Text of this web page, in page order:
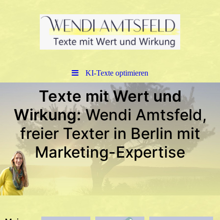
KI-Texte optimieren
Texte mit Wert und
Wirkung: Wendi Amtsfeld,
freier Texter in Berlin mit
Marketing-Expertise